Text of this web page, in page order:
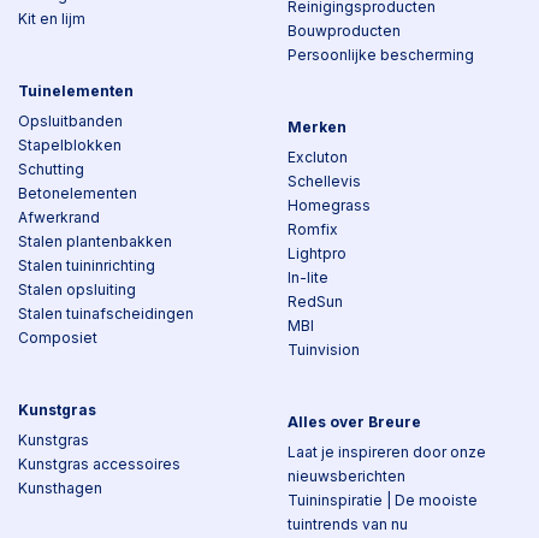
Kit en lijm
Tuinelementen
Opsluitbanden
Stapelblokken
Schutting
Betonelementen
Afwerkrand
Stalen plantenbakken
Stalen tuininrichting
Stalen opsluiting
Stalen tuinafscheidingen
Composiet
Kunstgras
Kunstgras
Kunstgras accessoires
Kunsthagen
Reinigingsproducten
Bouwproducten
Persoonlijke bescherming
Merken
Excluton
Schellevis
Homegrass
Romfix
Lightpro
In-lite
RedSun
MBI
Tuinvision
Alles over Breure
Laat je inspireren door onze
nieuwsberichten
Tuininspiratie | De mooiste
tuintrends van nu